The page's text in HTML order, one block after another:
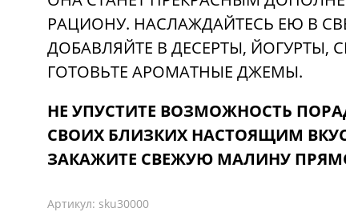
РАЦИОНУ. НАСЛАЖДАЙТЕСЬ ЕЮ В
ДОБАВЛЯЙТЕ В ДЕСЕРТЫ, ЙОГУРТЫ,
ГОТОВЬТЕ АРОМАТНЫЕ ДЖЕМЫ.
НЕ УПУСТИТЕ ВОЗМОЖНОСТЬ
СВОИХ БЛИЗКИХ НАСТОЯЩИМ
ЗАКАЖИТЕ СВЕЖУЮ МАЛИНУ
Артикул: sku30000